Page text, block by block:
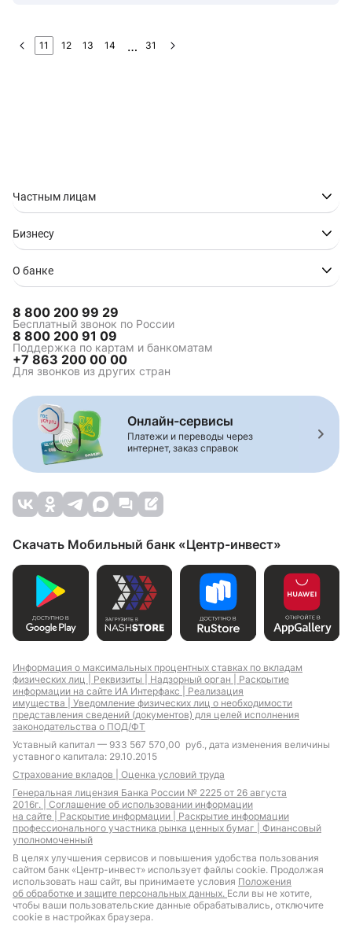
11 12 13 14 31
Частным лицам
Бизнесу
О банке
8 800 200 99 29
Бесплатный звонок по России
8 800 200 91 09
Поддержка по картам и банкоматам
+7 863 200 00 00
Для звонков из других стран
Онлайн-сервисы
Платежи и переводы через
интернет, заказ справок
Скачать Мобильный банк «Центр-инвест»
Информация о максимальных процентных ставках по вкладам
физических лиц | Реквизиты | Надзорный орган | Раскрытие
информации на сайте ИА Интерфакс | Реализация
имущества | Уведомление физических лиц о необходимости
представления сведений (документов) для целей исполнения
законодательства о ПОД/ФТ
Уставный капитал — 933 567 570,00 руб., дата изменения величины
уставного капитала: 29.10.2015
Страхование вкладов | Оценка условий труда
Генеральная лицензия Банка России № 2225 от 26 августа
2016г. | Соглашение об использовании информации
на сайте | Раскрытие информации | Раскрытие информации
профессионального участника рынка ценных бумаг | Финансовый
уполномоченный
В целях улучшения сервисов и повышения удобства пользования
сайтом банк «Центр-инвест» использует файлы cookie. Продолжая
использовать наш сайт, вы принимаете условия Положения
об обработке и защите персональных данных. Если вы не хотите,
чтобы ваши пользовательские данные обрабатывались, отключите
cookie в настройках браузера.